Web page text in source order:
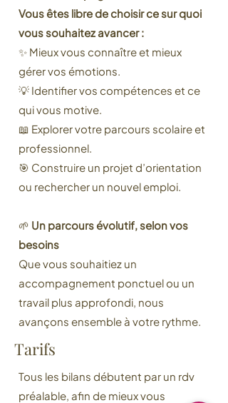
Vous êtes libre de choisir ce sur quoi
vous souhaitez avancer :
✨ Mieux vous connaître et mieux
gérer vos émotions.
💡 Identifier vos compétences et ce
qui vous motive.
📖 Explorer votre parcours scolaire et
professionnel.
🎯 Construire un projet d’orientation
ou rechercher un nouvel emploi.
🌱 Un parcours évolutif, selon vos
besoins
Que vous souhaitiez un
accompagnement ponctuel ou un
travail plus approfondi, nous
avançons ensemble à votre rythme.
Tarifs
Tous les bilans débutent par un rdv
préalable, afin de mieux vous